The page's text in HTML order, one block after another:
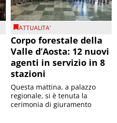
ATTUALITA'
Corpo forestale della
Valle d’Aosta: 12 nuovi
agenti in servizio in 8
stazioni
Questa mattina, a palazzo
regionale, si è tenuta la
cerimonia di giuramento